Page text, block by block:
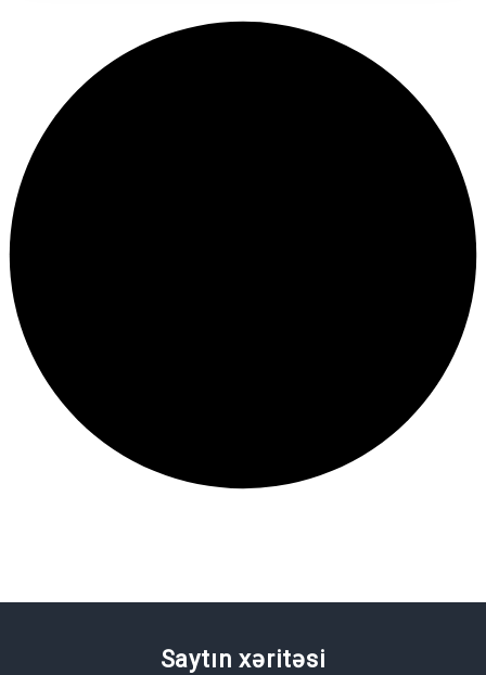
Saytın xəritəsi